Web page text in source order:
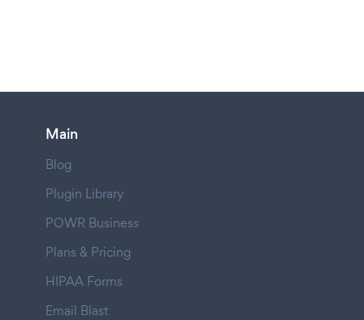
Main
Blog
Plugin Library
POWR Business
Plans & Pricing
HIPAA Forms
Email Blast